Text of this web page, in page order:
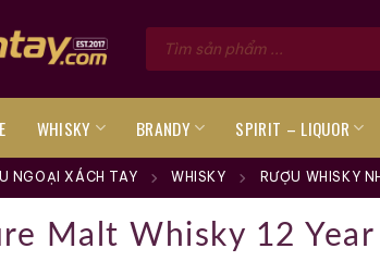
Tìm
kiếm
WHISKY BRANDY SPIRIT – LIQUOR
NGOẠI XÁCH TAY WHISKY RƯỢU WHISKY
Malt Whisky 12 Year